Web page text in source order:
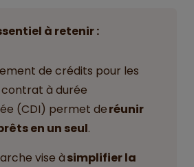
à retenir :
de crédits pour les
à durée
(CDI) permet deréunir
en un seul.
vise àsimplifier la